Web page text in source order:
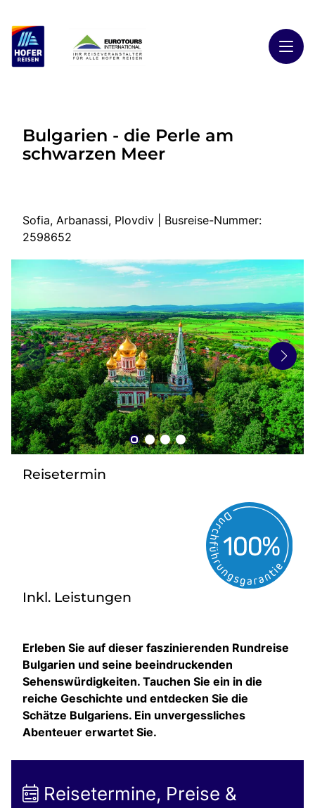
Highlights
Reiseländer
Busreisen
zurück zu HOFER REISEN
Bulgarien - die Perle am
schwarzen Meer
Sofia, Arbanassi, Plovdiv | Busreise-Nummer:
2598652
Reisetermin
Inkl. Leistungen
Erleben Sie auf dieser faszinierenden Rundreise
Bulgarien und seine beeindruckenden
Sehenswürdigkeiten. Tauchen Sie ein in die
reiche Geschichte und entdecken Sie die
Schätze Bulgariens. Ein unvergessliches
Abenteuer erwartet Sie.
Reisetermine, Preise &